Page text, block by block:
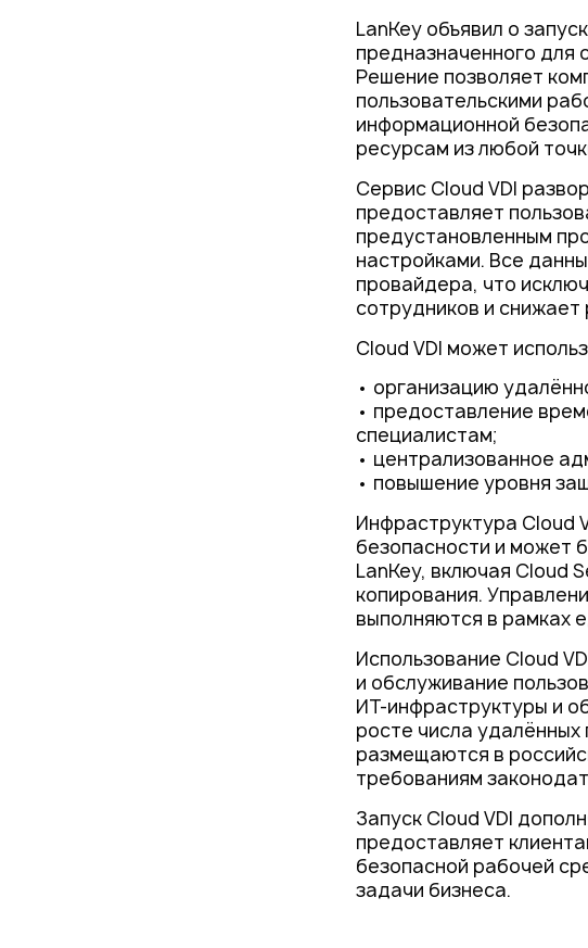
LanKey объявил о
предназначенного для
Решение позволяет
пользовательскими
информационной
ресурсам из любой
Сервис Cloud VDI
предоставляет
предустановленным
настройками. Все
провайдера, что
сотрудников и
Cloud VDI может
• организацию
• предоставление
специалистам;
• централизованное
• повышение уровня
Инфраструктура Cloud
безопасности и может
LanKey, включая Cloud
копирования.
выполняются в рамках
Использование Cloud
и обслуживание
ИТ-инфраструктуры и
росте числа
размещаются в
требованиям
Запуск Cloud VDI
предоставляет
безопасной рабочей
задачи бизнеса.